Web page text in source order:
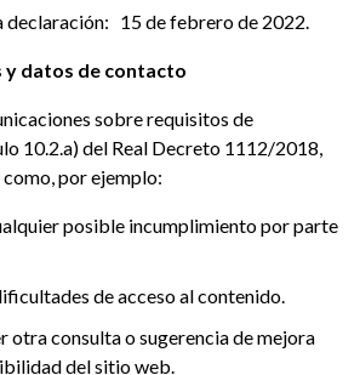
declaración: 15 de febrero de 2022.
y datos de contacto
sobre requisitos de
10.2.a) del Real Decreto 1112/2018,
por ejemplo:
posible incumplimiento por parte
de acceso al contenido.
otra consulta o sugerencia de mejora
del sitio web.